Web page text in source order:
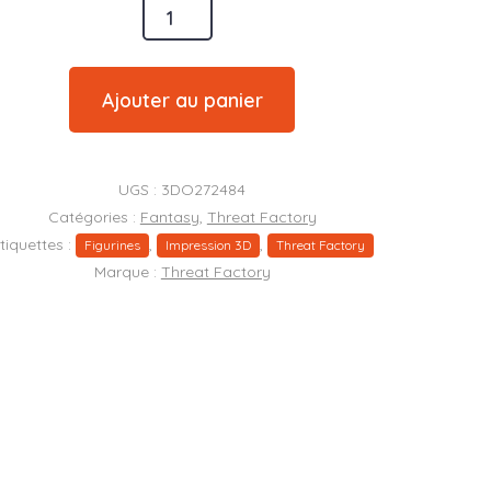
Ajouter au panier
UGS : 3DO272484
Catégories : Fantasy, Threat Factory
:
Figurines , Impression 3D , Threat Factory
Marque : Threat Factory